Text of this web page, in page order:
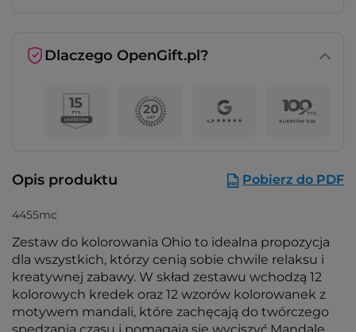
Dlaczego OpenGift.pl?
Opis produktu Pobierz do PDF
4455mc
Zestaw do kolorowania Ohio to idealna propozycja
dla wszystkich, którzy cenią sobie chwile relaksu i
kreatywnej zabawy. W skład zestawu wchodzą 12
kolorowych kredek oraz 12 wzorów kolorowanek z
motywem mandali, które zachęcają do twórczego